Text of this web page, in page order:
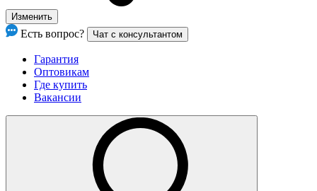
Изменить
Есть вопрос? Чат с консультантом
Гарантия
Оптовикам
Где купить
Вакансии